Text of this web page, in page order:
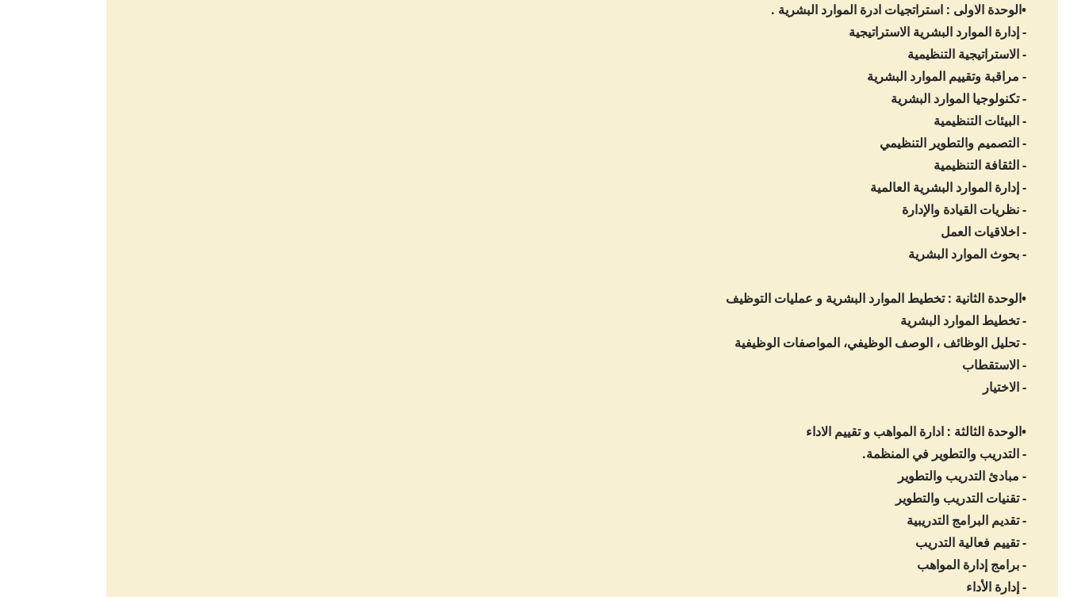
•الوحدة الاولى : استراتجيات ادرة الموارد البشرية .
- إدارة الموارد البشرية الاستراتيجية
- الاستراتيجية التنظيمية
- مراقبة وتقييم الموارد البشرية
- تكنولوجيا الموارد البشرية
- البيئات التنظيمية
- التصميم والتطوير التنظيمي
- الثقافة التنظيمية
- إدارة الموارد البشرية العالمية
- نظريات القيادة والإدارة
- اخلاقيات العمل
- بحوث الموارد البشرية
•الوحدة الثانية : تخطيط الموارد البشرية و عمليات التوظيف
- تخطيط الموارد البشرية
- تحليل الوظائف ، الوصف الوظيفي، المواصفات الوظيفية
- الاستقطاب
- الاختيار
•الوحدة الثالثة : ادارة المواهب و تقييم الاداء
- التدريب والتطوير في المنظمة.
- مبادئ التدريب والتطوير
- تقنيات التدريب والتطوير
- تقديم البرامج التدريبية
- تقييم فعالية التدريب
- برامج إدارة المواهب
- إدارة الأداء